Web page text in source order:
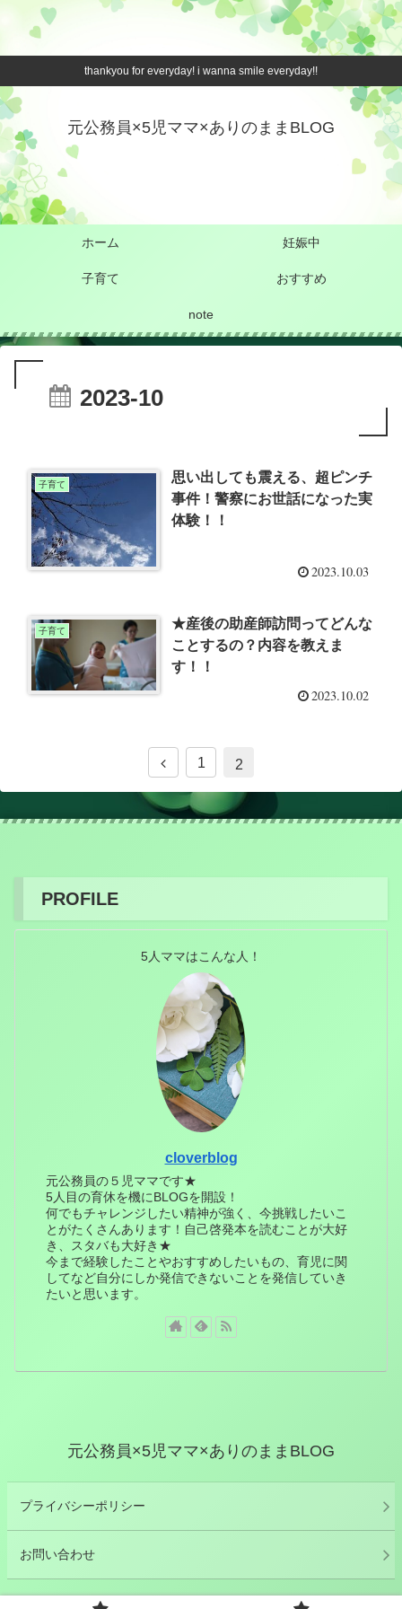
thankyou for everyday! i wanna smile everyday!!
元公務員×5児ママ×ありのままBLOG
ホーム 妊娠中
子育て おすすめ
note
2023-10
子育て
思い出しても震える、超ピンチ
事件！警察にお世話になった実
体験！！
2023.10.03
子育て
★産後の助産師訪問ってどんな
ことするの？内容を教えま
す！！
2023.10.02
前
へ
1 2
PROFILE
5人ママはこんな人！
cloverblog
元公務員の５児ママです★
5人目の育休を機にBLOGを開設！
何でもチャレンジしたい精神が強く、今挑戦したいこ
とがたくさんあります！自己啓発本を読むことが大好
き、スタバも大好き★
今まで経験したことやおすすめしたいもの、育児に関
してなど自分にしか発信できないことを発信していき
たいと思います。
元公務員×5児ママ×ありのままBLOG
プライバシーポリシー
お問い合わせ